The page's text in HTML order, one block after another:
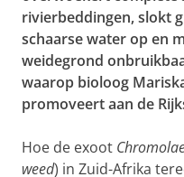
rivierbeddingen, slokt
schaarse water op en
weidegrond
waarop bioloog
promoveert aan de
Hoe de exoot
weed) in Zuid-Afrika